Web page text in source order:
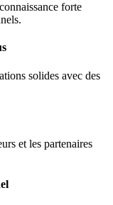
forte
solides avec des
et les partenaires